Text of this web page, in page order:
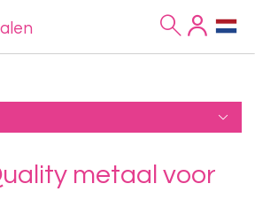
metaal voor